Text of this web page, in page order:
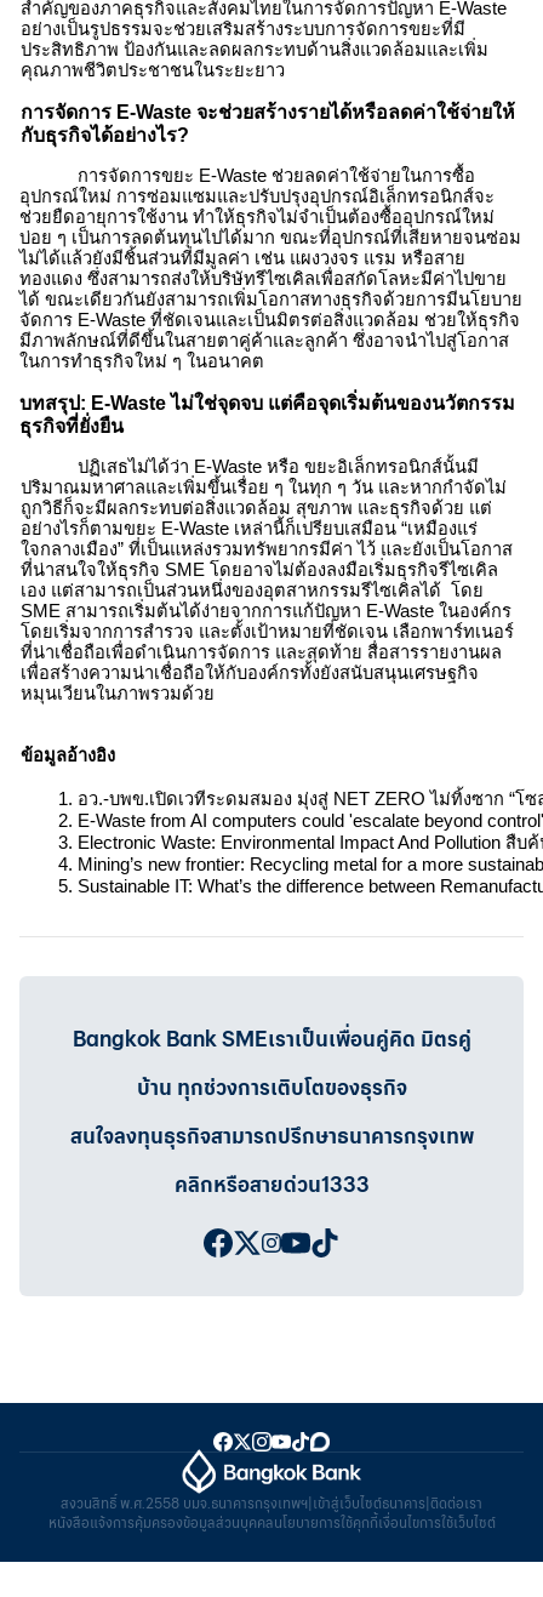
สำคัญของภาคธุรกิจและสังคมไทยในการจัดการปัญหา E-Waste
อย่างเป็นรูปธรรมจะช่วยเสริมสร้างระบบการจัดการขยะที่มี
ประสิทธิภาพ ป้องกันและลดผลกระทบด้านสิ่งแวดล้อมและเพิ่ม
คุณภาพชีวิตประชาชนในระยะยาว
การจัดการ E-Waste จะช่วยสร้างรายได้หรือลดค่าใช้จ่ายให้
กับธุรกิจได้อย่างไร?
การจัดการขยะ E-Waste ช่วยลดค่าใช้จ่ายในการซื้อ
อุปกรณ์ใหม่ การซ่อมแซมและปรับปรุงอุปกรณ์อิเล็กทรอนิกส์จะ
ช่วยยืดอายุการใช้งาน ทำให้ธุรกิจไม่จำเป็นต้องซื้ออุปกรณ์ใหม่
บ่อย ๆ เป็นการลดต้นทุนไปได้มาก ขณะที่อุปกรณ์ที่เสียหายจนซ่อม
ไม่ได้แล้วยังมีชิ้นส่วนที่มีมูลค่า เช่น แผงวงจร แรม หรือสาย
ทองแดง ซึ่งสามารถส่งให้บริษัทรีไซเคิลเพื่อสกัดโลหะมีค่าไปขาย
ได้ ขณะเดียวกันยังสามารถเพิ่มโอกาสทางธุรกิจด้วยการมีนโยบาย
จัดการ E-Waste ที่ชัดเจนและเป็นมิตรต่อสิ่งแวดล้อม ช่วยให้ธุรกิจ
มีภาพลักษณ์ที่ดีขึ้นในสายตาคู่ค้าและลูกค้า ซึ่งอาจนำไปสู่โอกาส
ในการทำธุรกิจใหม่ ๆ ในอนาคต
บทสรุป: E-Wasteไม่ใช่จุดจบ แต่คือจุดเริ่มต้นของนวัตกรรม
ธุรกิจที่ยั่งยืน
ปฏิเสธไม่ได้ว่า E-Wasteหรือ ขยะอิเล็กทรอนิกส์นั้นมี
ปริมาณมหาศาลและเพิ่มขึ้นเรื่อย ๆ ในทุก ๆ วัน และหากกำจัดไม่
ถูกวิธีก็จะมีผลกระทบต่อสิ่งแวดล้อม สุขภาพ และธุรกิจด้วย แต่
อย่างไรก็ตามขยะ E-Waste เหล่านี้ก็เปรียบเสมือน “เหมืองแร่
ใจกลางเมือง” ที่เป็นแหล่งรวมทรัพยากรมีค่า ไว้ และยังเป็นโอกาส
ที่น่าสนใจให้ธุรกิจ SME โดยอาจไม่ต้องลงมือเริ่มธุรกิจรีไซเคิล
เอง แต่สามารถเป็นส่วนหนึ่งของอุตสาหกรรมรีไซเคิลได้ โดย
SME สามารถเริ่มต้นได้ง่ายจากการแก้ปัญหา E-Waste ในองค์กร
โดยเริ่มจากการสำรวจ และตั้งเป้าหมายที่ชัดเจน เลือกพาร์ทเนอร์
ที่น่าเชื่อถือเพื่อดำเนินการจัดการ และสุดท้าย สื่อสารรายงานผล
เพื่อสร้างความน่าเชื่อถือให้กับองค์กรทั้งยังสนับสนุนเศรษฐกิจ
หมุนเวียนในภาพรวมด้วย
ข้อมูลอ้างอิง
อว.-บพข.เปิดเวทีระดมสมอง มุ่งสู่ NET ZERO ไม่ทิ้งซาก “โ
E-Waste from AI computers could 'escalate beyond
Electronic Waste: Environmental Impact And Pollution สื
Mining’s new frontier: Recycling metal for a more
Sustainable IT: What’s the difference between
Bangkok Bank SMEเราเป็นเพื่อนคู่คิด มิตรคู่
บ้าน ทุกช่วงการเติบโตของธุรกิจ
สนใจลงทุนธุรกิจสามารถปรึกษาธนาคารกรุงเทพ
คลิกหรือสายด่วน1333
สงวนสิทธิ์ พ.ศ.2558 บมจ.ธนาคารกรุงเทพฯ เข้าสู่เว็บไซต์ธนาคาร ติดต่อเรา
หนังสือแจ้งการคุ้มครองข้อมูลส่วนบุคคลนโยบายการใช้คุกกี้เงื่อนไขการใช้เว็บไซต์